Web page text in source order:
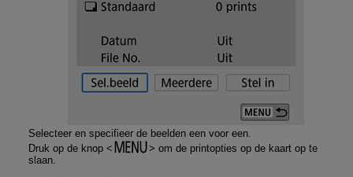
Selecteer en specifieer de beelden een voor een.
Druk op de knop
om de printopties op de kaart op te
slaan.